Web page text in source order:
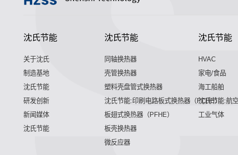
沈氏节能
关于沈氏
制造基地
沈氏节能
研发创新
新闻媒体
沈氏节能
沈氏节能
同轴换热器
壳管换热器
塑料壳盘管式换热器
沈氏节能:印刷电路板式换热器（PCHE）
板翅式换热器（PFHE）
板壳换热器
微反应器
沈氏节能
HVAC
家电/食品
海工船舶
沈氏节能:航
工业气体